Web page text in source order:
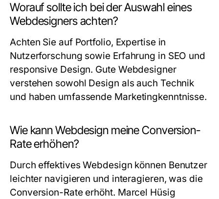
Worauf sollte ich bei der Auswahl eines
Webdesigners achten?
Achten Sie auf Portfolio, Expertise in
Nutzerforschung sowie Erfahrung in SEO und
responsive Design. Gute Webdesigner
verstehen sowohl Design als auch Technik
und haben umfassende Marketingkenntnisse.
Wie kann Webdesign meine Conversion-
Rate erhöhen?
Durch effektives Webdesign können Benutzer
leichter navigieren und interagieren, was die
Conversion-Rate erhöht. Marcel Hüsig